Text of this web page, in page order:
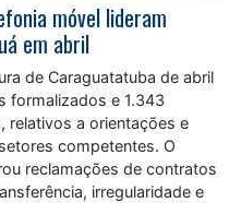
móvel lideram
em abril
de Caraguatatuba de abril
formalizados e 1.343
relativos a orientações e
competentes. O
reclamações de contratos
irregularidade e